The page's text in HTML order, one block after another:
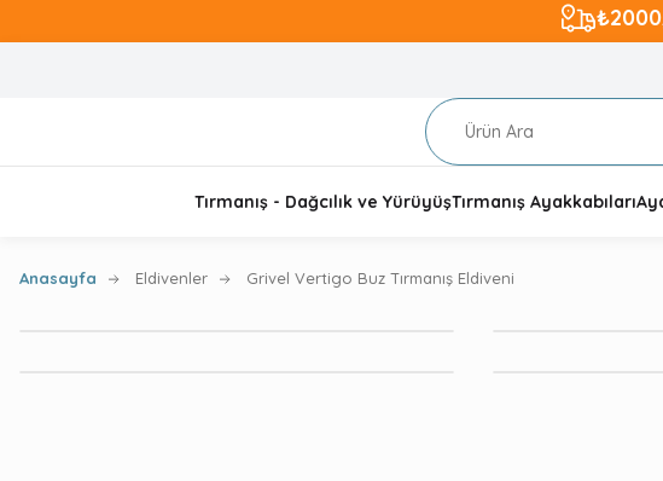
Tırmanış - Dağcılık ve YürüyüşTırmanış Ayakkabıları
Anasayfa Eldivenler Grivel Vertigo Buz Tırmanış Eldiveni